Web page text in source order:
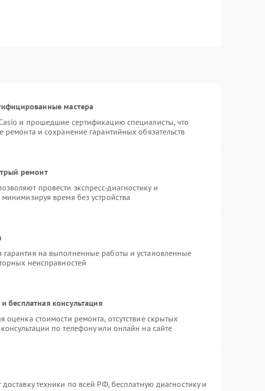
мастера
и прошедшие сертификацию специалисты, что
ремонта и сохранение гарантийных обязательств
ремонт
провести экспресс-диагностику и
время без устройства
гарантия на выполненные работы и установленные
неисправностей
бесплатная консультация
оценка стоимости ремонта, отсутствие скрытых
по телефону или онлайн на сайте
техники по всей РФ, бесплатную диагностику и